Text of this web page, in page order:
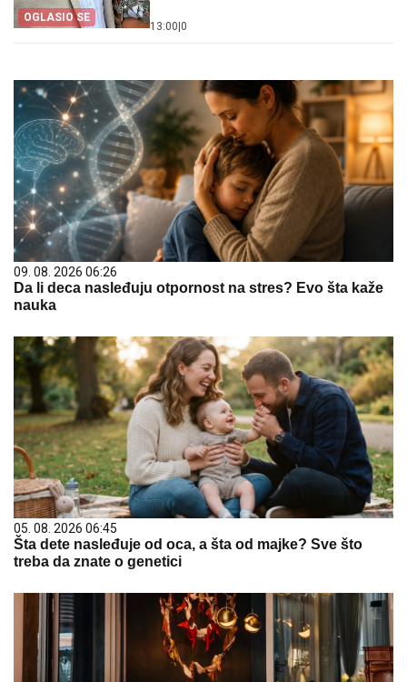
OGLASIO SE
13:00|0
09. 08. 2026 06:26
Da li deca nasleđuju otpornost na stres? Evo šta kaže
nauka
05. 08. 2026 06:45
Šta dete nasleđuje od oca, a šta od majke? Sve što
treba da znate o genetici